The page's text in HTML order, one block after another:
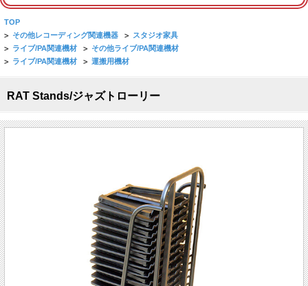
TOP
> その他レコーディング関連機器 > スタジオ家具
> ライブ/PA関連機材 > その他ライブ/PA関連機材
> ライブ/PA関連機材 > 運搬用機材
RAT Stands/ジャズトローリー